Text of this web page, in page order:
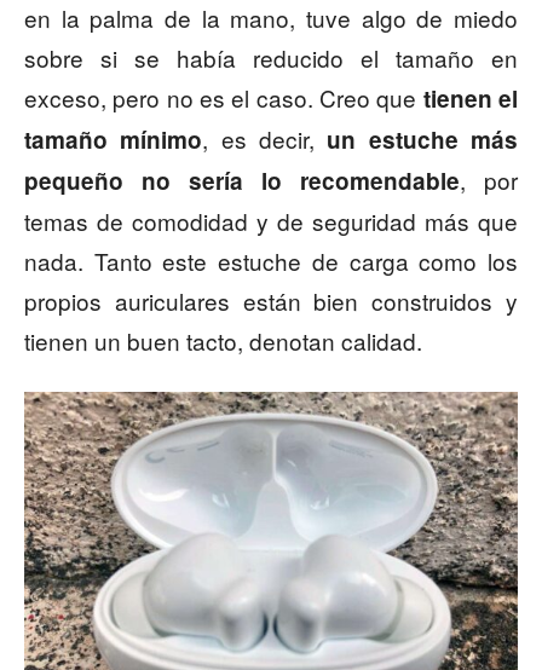
en la palma de la mano, tuve algo de miedo
sobre si se había reducido el tamaño en
exceso, pero no es el caso. Creo que tienen el
tamaño mínimo, es decir, un estuche más
pequeño no sería lo recomendable, por
temas de comodidad y de seguridad más que
nada. Tanto este estuche de carga como los
propios auriculares están bien construidos y
tienen un buen tacto, denotan calidad.